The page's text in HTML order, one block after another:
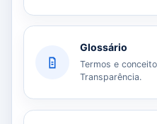
Glossário
Termos e
Transparência.